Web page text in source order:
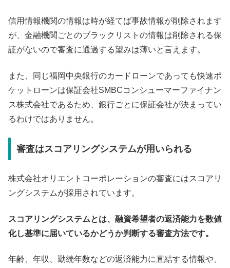
信用情報機関の情報は時が経てば事故情報が削除されます
が、金融機関ごとのブラックリストの情報は削除される保
証がないので審査に通過する望みは薄いと言えます。
また、同じ福岡中央銀行のカードローンであっても快速ポ
ケットローンは保証会社SMBCコンシューマーファイナン
ス株式会社であるため、銀行ごとに保証会社が決まってい
るわけではありません。
審査はスコアリングシステムが用いられる
株式会社オリエントコーポレーションの審査にはスコアリ
ングシステムが採用されています。
スコアリングシステムとは、融資希望者の返済能力を数値
化し基準に届いているかどうか判断する審査方法です。
年齢、年収、勤続年数などの返済能力に直結する情報や、